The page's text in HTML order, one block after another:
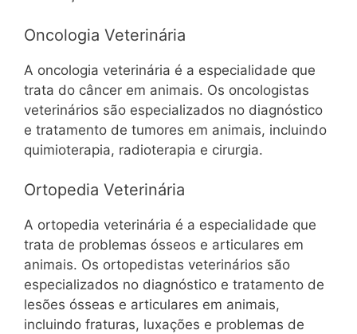
Oncologia Veterinária
A oncologia veterinária é a especialidade que
trata do câncer em animais. Os oncologistas
veterinários são especializados no diagnóstico
e tratamento de tumores em animais, incluindo
quimioterapia, radioterapia e cirurgia.
Ortopedia Veterinária
A ortopedia veterinária é a especialidade que
trata de problemas ósseos e articulares em
animais. Os ortopedistas veterinários são
especializados no diagnóstico e tratamento de
lesões ósseas e articulares em animais,
incluindo fraturas, luxações e problemas de